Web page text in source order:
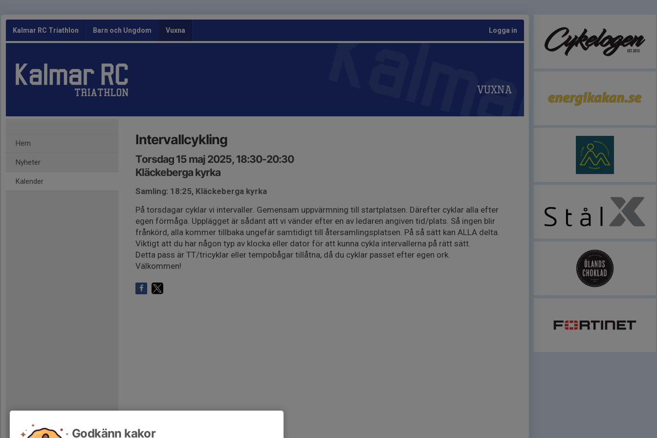
Kalmar RC Triathlon Barn och Ungdom Vuxna Logga in
Vuxna
Hem
Nyheter
Kalender
Intervallcykling
Torsdag 15 maj 2025, 18:30-20:30
Kläckeberga kyrka
Samling: 18:25, Kläckeberga kyrka
På torsdagar cyklar vi intervaller. Gemensam uppvärmning till startplatsen. Därefter cyklar alla efter
egen förmåga. Upplägget är sådant att vi vänder efter en av ledaren angiven tid/plats. Så ingen blir
frånkörd, alla kommer tillbaka ungefär samtidigt till återsamlingsplatsen. På så sätt kan ALLA delta.
Viktigt att du har någon typ av klocka eller dator för att kunna cykla intervallerna på rätt sätt.
Detta pass är TT/tricyklar eller tempobågar tillåtna, då du cyklar passet efter egen ork.
Välkommen!
Godkänn kakor